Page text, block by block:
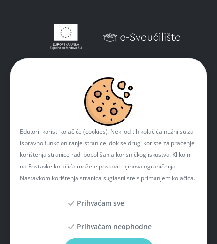
informacija o EU fondovima možete naći na mrežnim stranicama Ministarstva
Edutorij koristi kolačiće (cookies). Neki od tih kolačića nužni su za
ispravno funkcioniranje stranice, dok se drugi koriste za praćenje
korištenja stranice radi poboljšanja korisničkog iskustva. Klikom
na Postavke kolačića možete postaviti njihova ograničenja.
Nastavkom korištenja stranica suglasni ste s primanjem kolačića.
Prihvaćam sve
Prihvaćam neophodne